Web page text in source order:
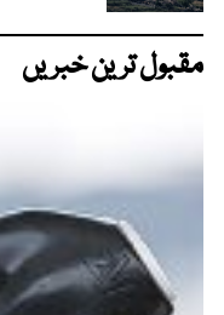
مقبول ترین خبریں